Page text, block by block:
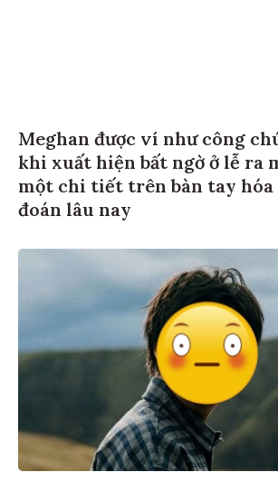
Meghan được ví như công
khi xuất hiện bất ngờ ở lễ ra
một chi tiết trên bàn tay hóa
đoán lâu nay